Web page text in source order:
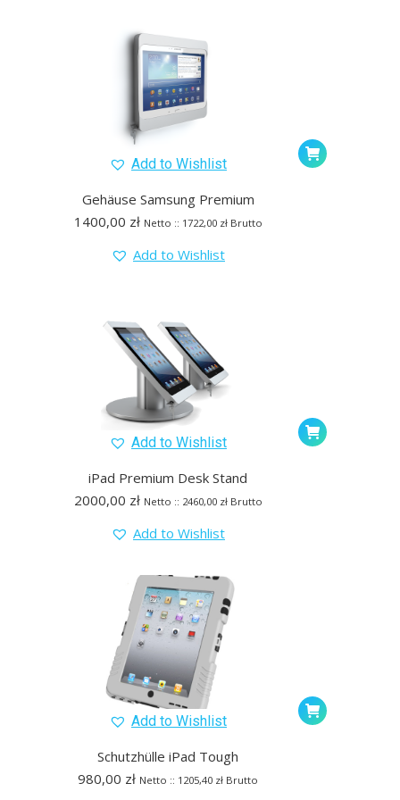
Add to Wishlist
Gehäuse Samsung Premium
1400,00 zł Netto :: 1722,00 złBrutto
Add to Wishlist
Add to Wishlist
iPad Premium Desk Stand
2000,00 zł Netto :: 2460,00 złBrutto
Add to Wishlist
Add to Wishlist
Schutzhülle iPad Tough
980,00 zł Netto :: 1205,40 zł Brutto